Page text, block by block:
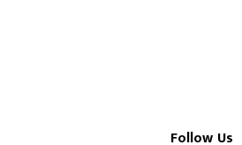
Follow Us